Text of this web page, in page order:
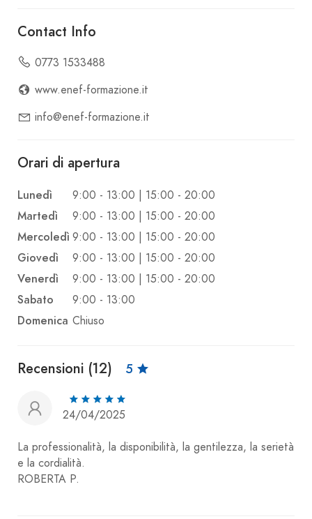
Contact Info
0773 1533488
www.enef-formazione.it
info@enef-formazione.it
Orari di apertura
Lunedì
9:00 - 13:00 | 15:00 - 20:00
Martedì
9:00 - 13:00 | 15:00 - 20:00
Mercoledì 9:00 - 13:00 | 15:00 - 20:00
Giovedì
9:00 - 13:00 | 15:00 - 20:00
Venerdì
9:00 - 13:00 | 15:00 - 20:00
Sabato
9:00 - 13:00
Domenica Chiuso
Recensioni (12) 5
24/04/2025
La professionalità, la disponibilità, la gentilezza, la serietà
e la cordialità.
ROBERTA P.